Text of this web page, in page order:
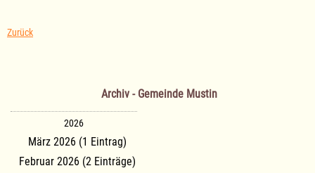
Zurück
Archiv - Gemeinde Mustin
2026
März 2026 (1 Eintrag)
Februar 2026 (2 Einträge)